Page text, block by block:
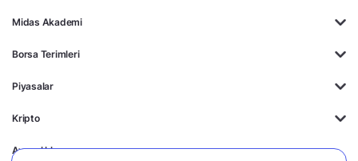
Midas Akademi
Borsa Terimleri
Piyasalar
Kripto
Ayrıcalıklar